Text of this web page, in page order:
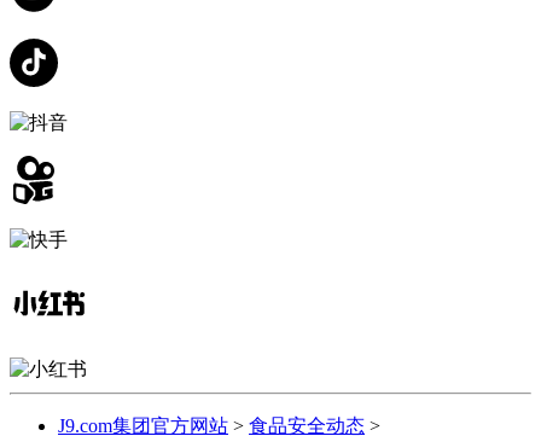
J9.com集团官方网站 > 食品安全动态 >